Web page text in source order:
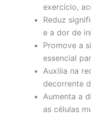
exercício,
Reduz
e a dor de
Promove a
essencial
Auxilia na
decorrente
Aumenta a
as células